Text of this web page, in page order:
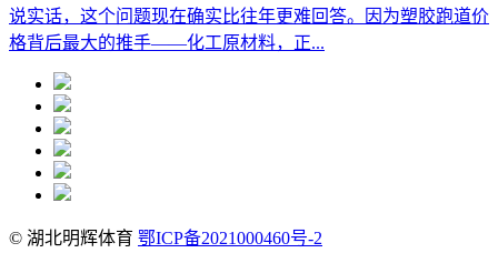
说实话，这个问题现在确实比往年更难回答。因为塑胶跑道价
格背后最大的推手——化工原材料，正...
© 湖北明辉体育 鄂ICP备2021000460号-2